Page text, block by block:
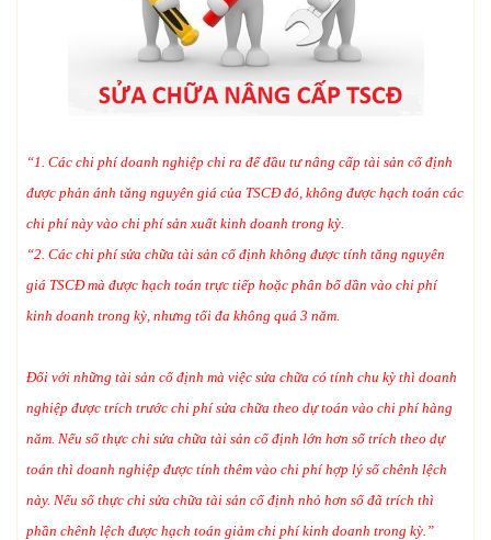
“1. Các chi phí doanh nghiệp chi ra để đầu tư nâng cấp tài sản cố định
được phản ánh tăng nguyên giá của TSCĐ đó, không được hạch toán các
chi phí này vào chi phí sản xuất kinh doanh trong kỳ.
“2. Các chi phí sửa chữa tài sản cố định không được tính tăng nguyên
giá TSCĐ mà được hạch toán trực tiếp hoặc phân bổ dần vào chi phí
kinh doanh trong kỳ, nhưng tối đa không quá 3 năm.
Đối với những tài sản cố định mà việc sửa chữa có tính chu kỳ thì doanh
nghiệp được trích trước chi phí sửa chữa theo dự toán vào chi phí hàng
năm. Nếu số thực chi sửa chữa tài sản cố định lớn hơn số trích theo dự
toán thì doanh nghiệp được tính thêm vào chi phí hợp lý số chênh lệch
này. Nếu số thực chi sửa chữa tài sản cố định nhỏ hơn số đã trích thì
phần chênh lệch được hạch toán giảm chi phí kinh doanh trong kỳ.”